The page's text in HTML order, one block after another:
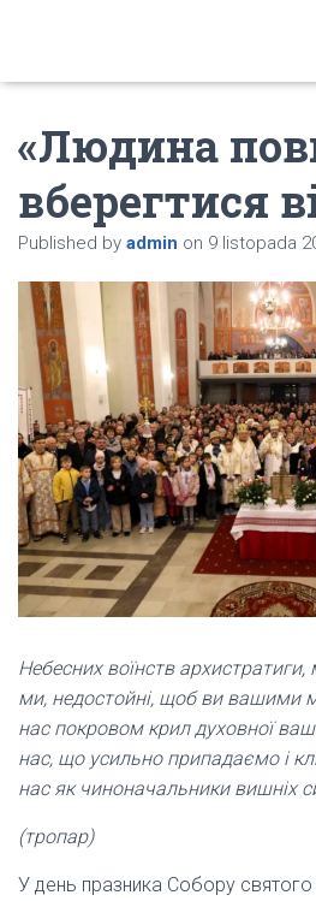
«Людина
вберегтися
Published by admin on 9 listopada
Небесних воїнств
ми, недостойні, щоб ви вашими
нас покровом крил духовної
нас, що усильно припадаємо і
нас як чиноначальники вишніх
(тропар)
У день празника Собору святого